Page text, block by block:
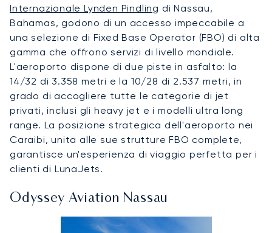
Internazionale Lynden Pindling di Nassau,
Bahamas, godono di un accesso impeccabile a
una selezione di Fixed Base Operator (FBO) di alta
gamma che offrono servizi di livello mondiale.
L'aeroporto dispone di due piste in asfalto: la
14/32 di 3.358 metri e la 10/28 di 2.537 metri, in
grado di accogliere tutte le categorie di jet
privati, inclusi gli heavy jet e i modelli ultra long
range. La posizione strategica dell'aeroporto nei
Caraibi, unita alle sue strutture FBO complete,
garantisce un'esperienza di viaggio perfetta per i
clienti di LunaJets.
Odyssey Aviation Nassau